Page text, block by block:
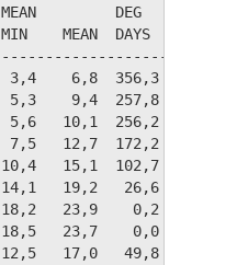
DEG     DEG
MIN    MEAN  DAYS
3,4    6,8  356,3
5,3    9,4  257,8
5,6   10,1  256,2
7,5   12,7  172,2
10,4   15,1  102,7
14,1   19,2   26,6
18,2   23,9    0,2
18,5   23,7    0,0
12,5   17,0   49,8